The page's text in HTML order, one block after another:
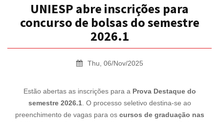
UNIESP abre inscrições para
concurso de bolsas do semestre
2026.1
Thu, 06/Nov/2025
Estão abertas as inscrições para a Prova Destaque do
semestre 2026.1. O processo seletivo destina-se ao
preenchimento de vagas para os cursos de graduação nas